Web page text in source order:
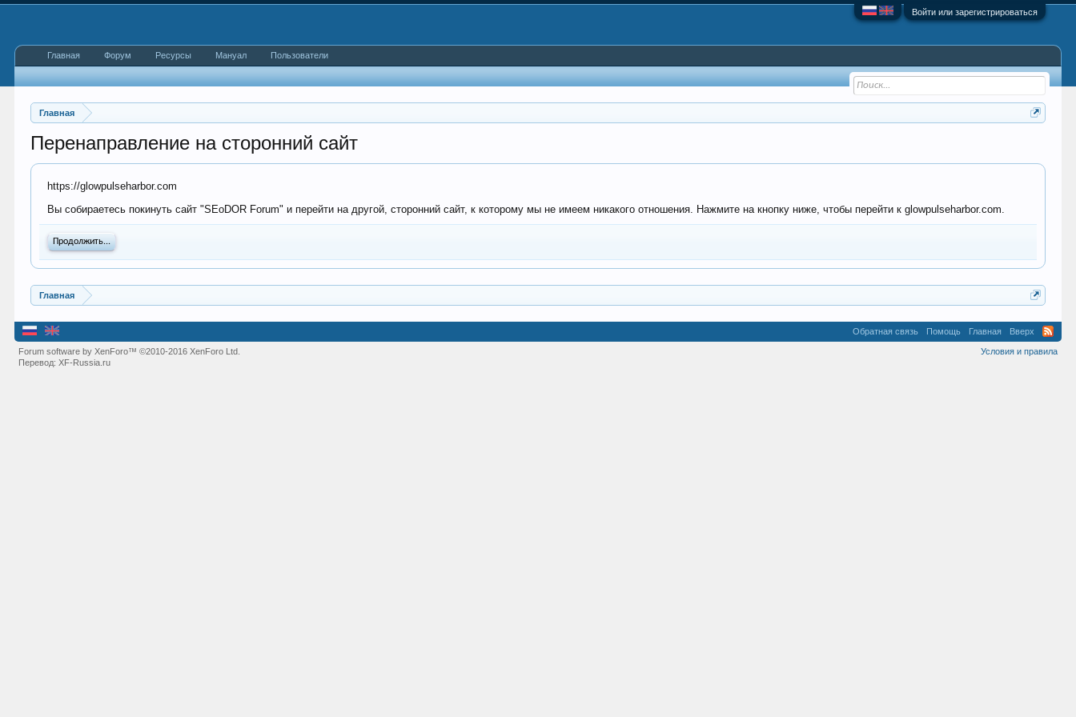
Войти или зарегистрироваться
Главная
Перенаправление на сторонний сайт
https://glowpulseharbor.com
Вы собираетесь покинуть сайт "SEoDOR Forum" и перейти на другой, сторонний сайт, к которому мы не имеем никакого отношения. Нажмите на кнопку ниже, чтобы перейти к glowpulseharbor.com.
Продолжить...
Главная
Главная Форум Ресурсы Мануал Пользователи
Обратная связь Помощь Главная Вверх
Условия и правила
Forum software by XenForo™©2010-2016 XenForo Ltd.
Перевод:XF-Russia.ru